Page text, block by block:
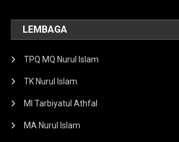
LEMBAGA
TPQ MQ Nurul Islam
TK Nurul Islam
MI Tarbiyatul Athfal
MA Nurul Islam